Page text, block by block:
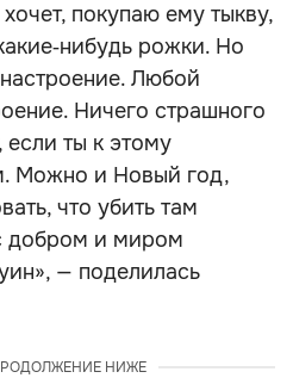
покупаю ему тыкву,
рожки. Но
Любой
Ничего страшного
если ты к этому
Можно и Новый год,
что убить там
добром и миром
— поделилась
НИЖЕ